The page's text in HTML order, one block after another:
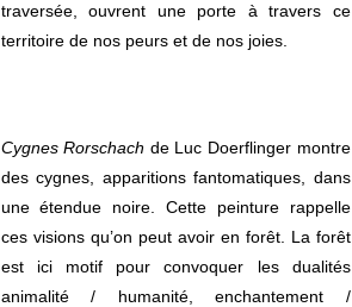
traversée, ouvrent une porte à travers ce
territoire de nos peurs et de nos joies.
Cygnes Rorschach de Luc Doerflinger montre
des cygnes, apparitions fantomatiques, dans
une étendue noire. Cette peinture rappelle
ces visions qu’on peut avoir en forêt. La forêt
est ici motif pour convoquer les dualités
animalité / humanité, enchantement /